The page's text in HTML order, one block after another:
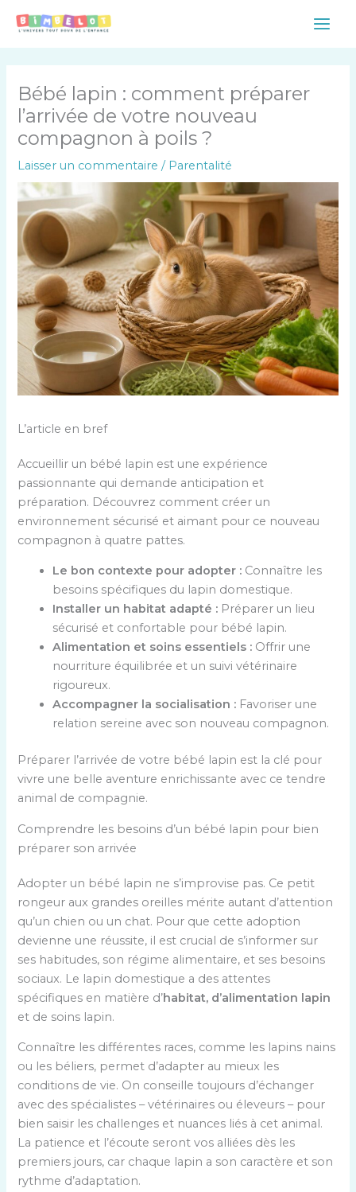
Main
Bébé lapin : comment préparer
l’arrivée de votre nouveau
compagnon à poils ?
Laisser un commentaire / Parentalité
L’article en bref
Accueillir un bébé lapin est une expérience
passionnante qui demande anticipation et
préparation. Découvrez comment créer un
environnement sécurisé et aimant pour ce nouveau
compagnon à quatre pattes.
Le bon contexte pour adopter : Connaître les
besoins spécifiques du lapin domestique.
Installer un habitat adapté : Préparer un lieu
sécurisé et confortable pour bébé lapin.
Alimentation et soins essentiels : Offrir une
nourriture équilibrée et un suivi vétérinaire
rigoureux.
Accompagner la socialisation : Favoriser une
relation sereine avec son nouveau compagnon.
Préparer l’arrivée de votre bébé lapin est la clé pour
vivre une belle aventure enrichissante avec ce tendre
animal de compagnie.
Comprendre les besoins d’un bébé lapin pour bien
préparer son arrivée
Adopter un bébé lapin ne s’improvise pas. Ce petit
rongeur aux grandes oreilles mérite autant d’attention
qu’un chien ou un chat. Pour que cette adoption
devienne une réussite, il est crucial de s’informer sur
ses habitudes, son régime alimentaire, et ses besoins
sociaux. Le lapin domestique a des attentes
spécifiques en matière d’habitat, d’alimentation lapin
et de soins lapin.
Connaître les différentes races, comme les lapins nains
ou les béliers, permet d’adapter au mieux les
conditions de vie. On conseille toujours d’échanger
avec des spécialistes – vétérinaires ou éleveurs – pour
bien saisir les challenges et nuances liés à cet animal.
La patience et l’écoute seront vos alliées dès les
premiers jours, car chaque lapin a son caractère et son
rythme d’adaptation.